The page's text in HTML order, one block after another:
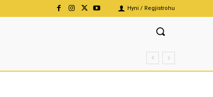
Hyni / Regjistrohu